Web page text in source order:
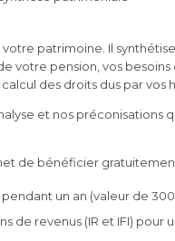
patrimoine. Il
votre pension, vos
des droits dus par vos
et nos préconisations
de bénéficier
un an (valeur de
de revenus (IR et IFI) pour